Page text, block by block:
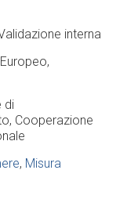
interna
Europeo
di
Cooperazione
Misura